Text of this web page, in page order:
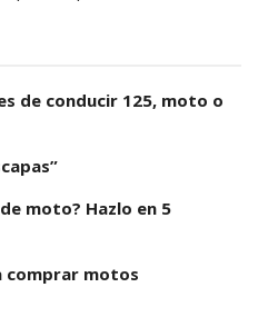
de conducir 125, moto o
moto? Hazlo en 5
comprar motos